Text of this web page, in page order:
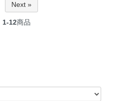
Next »
1-12商品